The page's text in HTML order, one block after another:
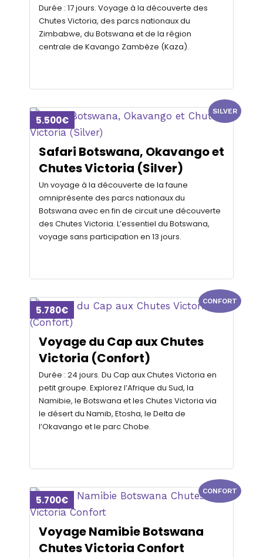
Durée : 17 jours. Voyage à la découverte des
Chutes Victoria, des parcs nationaux du
Zimbabwe, du Botswana et de la région
centrale de Kavango Zambèze (Kaza).
SILVER
5.500€
Safari Botswana, Okavango et
Chutes Victoria (Silver)
Un voyage à la découverte de la faune
omniprésente des parcs nationaux du
Botswana avec en fin de circuit une découverte
des Chutes Victoria. L’essentiel du Botswana,
voyage sans participation en 13 jours.
CONFORT
5.780€
Voyage du Cap aux Chutes
Victoria (Confort)
Durée : 24 jours. Du Cap aux Chutes Victoria en
petit groupe. Explorez l’Afrique du Sud, la
Namibie, le Botswana et les Chutes Victoria via
le désert du Namib, Etosha, le Delta de
l’Okavango et le parc Chobe.
CONFORT
5.700€
Voyage Namibie Botswana
Chutes Victoria Confort